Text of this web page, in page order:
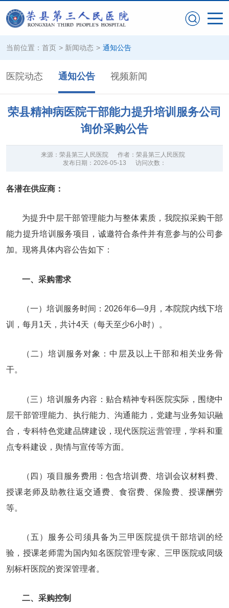
当前位置： 首页 > 新闻动态 > 通知公告
医院动态 通知公告 视频新闻
荣县精神病医院干部能力提升培训服务公司
询价采购公告
来源：荣县第三人民医院 作者： 荣县第三人民医院
发布日期： 2026-05-13 访问次数：
各潜在供应商：
为提升中层干部管理能力与整体素质，我院拟采购干部
能力提升培训服务项目，诚邀符合条件并有意参与的公司参
加。现将具体内容公告如下：
一、采购需求
（一）培训服务时间：2026年6—9月，本院院内线下培
训，每月1天，共计4天（每天至少6小时）。
（二）培训服务对象：中层及以上干部和相关业务骨
干。
（三）培训服务内容：贴合精神专科医院实际，围绕中
层干部管理能力、执行能力、沟通能力，党建与业务知识融
合，专科特色党建品牌建设，现代医院运营管理，学科和重
点专科建设，舆情与宣传等方面。
（四）项目服务费用：包含培训费、培训会议材料费、
授课老师及助教往返交通费、食宿费、保险费、授课酬劳
等。
（五）服务公司须具备为三甲医院提供干部培训的经
验，授课老师需为国内知名医院管理专家、三甲医院或同级
别标杆医院的资深管理者。
二、采购控制